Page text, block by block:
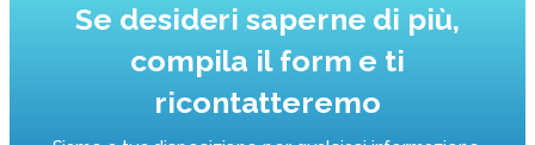
Se desideri saperne di più,
compila il form e ti
ricontatteremo